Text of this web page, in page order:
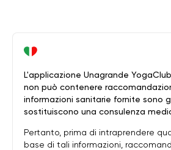
L'applicazione Unagrande
non può contenere
informazioni sanitarie fornite sono
sostituiscono una consulenza
Pertanto, prima di intraprendere
base di tali informazioni,